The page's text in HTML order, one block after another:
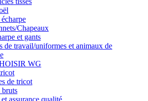
Chapeaux
et gants
de travail/uniformes et animaux de
WG
de tricot
bruts
assurance qualité